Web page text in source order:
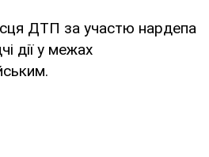
ДТП за участю нардепа
дії у межах